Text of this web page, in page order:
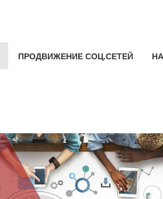
ПРОДВИЖЕНИЕ СОЦ.СЕТЕЙ